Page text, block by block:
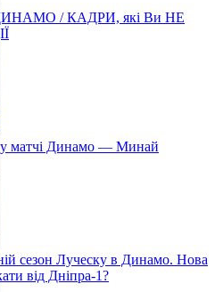
/ КАДРИ, які Ви НЕ
матчі Динамо — Минай
сезон Луческу в Динамо. Нова
від Дніпра-1?